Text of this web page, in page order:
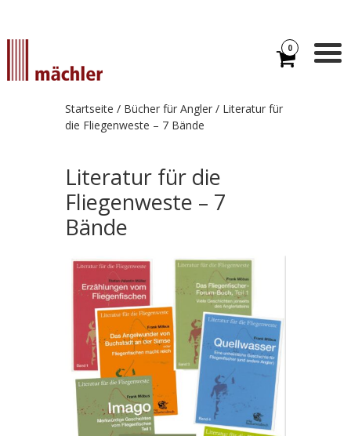
0
Startseite / Bücher für Angler / Literatur für
die Fliegenweste – 7 Bände
Literatur für die
Fliegenweste – 7
Bände